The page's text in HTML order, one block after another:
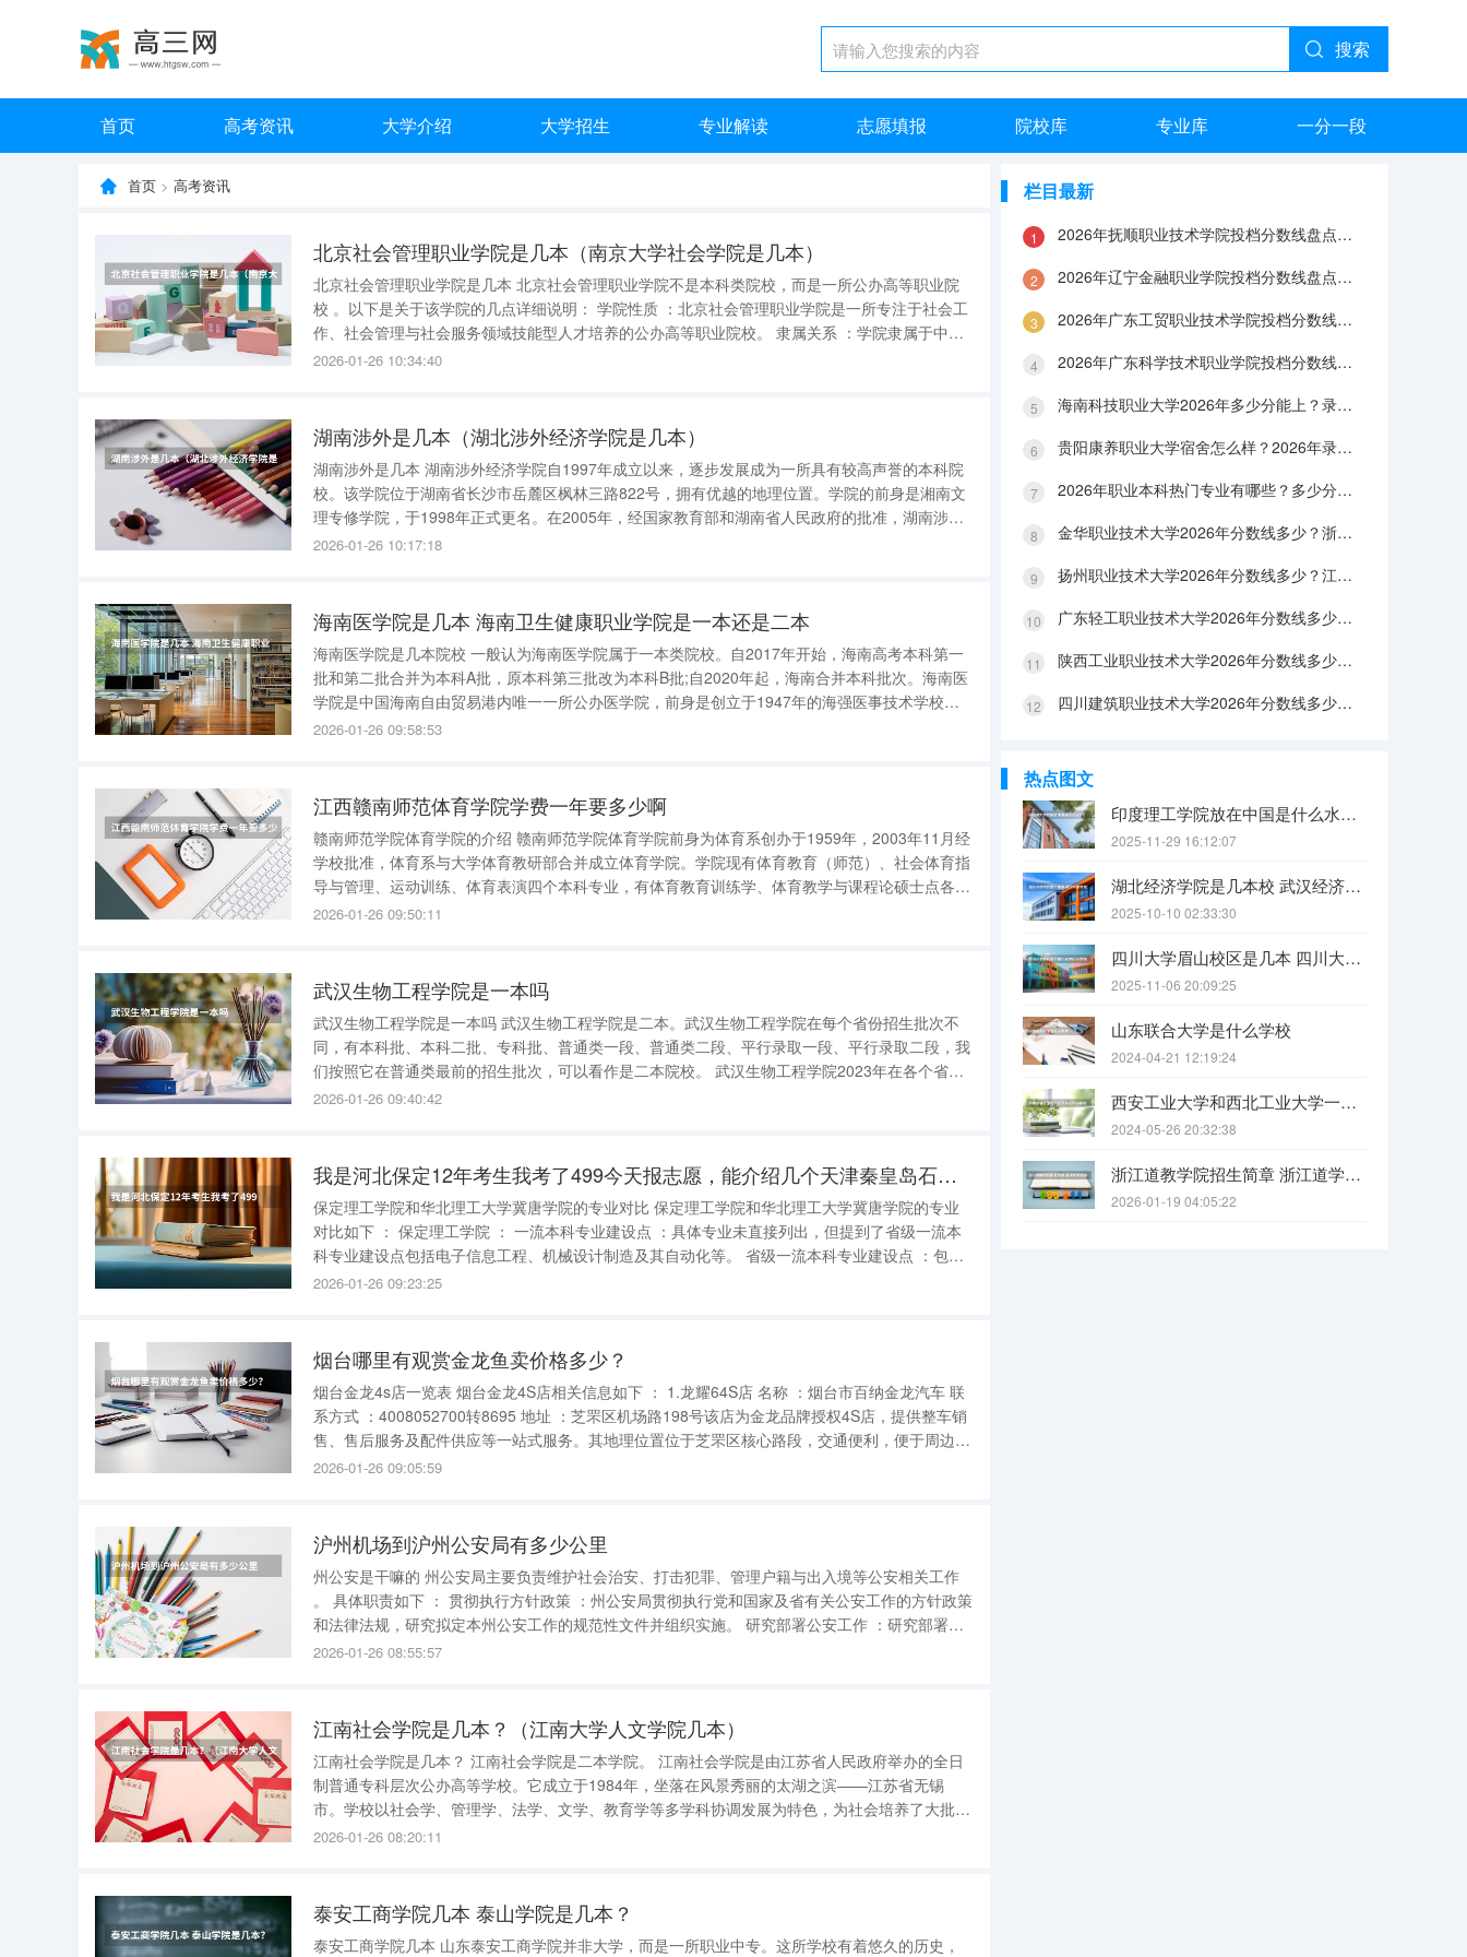
搜索
首页 高考资讯 大学介绍 大学招生 专业解读 志愿填报 院校库 专业库 一分一段
首页 > 高考资讯
北京社会管理职业学院是几本（南京大学社会学院是几本）
北京社会管理职业学院是几本 北京社会管理职业学院不是本科类院校，而是一所公办高等职业院
校 。以下是关于该学院的几点详细说明： 学院性质 ：北京社会管理职业学院是一所专注于社会工
作、社会管理与社会服务领域技能型人才培养的公办高等职业院校。 隶属关系 ：学院隶属于中华
人民共和国民政部，并集民政部培训中心、民政部职业技能鉴定指导中心和民政部社会工作研究中
2026-01-26 10:34:40
湖南涉外是几本（湖北涉外经济学院是几本）
湖南涉外是几本 湖南涉外经济学院自1997年成立以来，逐步发展成为一所具有较高声誉的本科院
校。该学院位于湖南省长沙市岳麓区枫林三路822号，拥有优越的地理位置。学院的前身是湘南文
理专修学院，于1998年正式更名。在2005年，经国家教育部和湖南省人民政府的批准，湖南涉外
经济学院成功升格为本科院校。 截至2023年4月，学校官网显示，湖南涉外经济学院现设有9个二
2026-01-26 10:17:18
海南医学院是几本 海南卫生健康职业学院是一本还是二本
海南医学院是几本院校 一般认为海南医学院属于一本类院校。自2017年开始，海南高考本科第一
批和第二批合并为本科A批，原本科第三批改为本科B批;自2020年起，海南合并本科批次。海南医
学院是中国海南自由贸易港内唯一一所公办医学院，前身是创立于1947年的海强医事技术学校和
创立于1948年的私立海南大学医学院。 海南医学院 海南医学院（HainanMedicalUniversity）简称
2026-01-26 09:58:53
江西赣南师范体育学院学费一年要多少啊
赣南师范学院体育学院的介绍 赣南师范学院体育学院前身为体育系创办于1959年，2003年11月经
学校批准，体育系与大学体育教研部合并成立体育学院。学院现有体育教育（师范）、社会体育指
导与管理、运动训练、体育表演四个本科专业，有体育教育训练学、体育教学与课程论硕士点各一
个，全日制在校本科学生1100人。办学50年来，为国家培养各级各类体育人才4000余人。2005年
2026-01-26 09:50:11
武汉生物工程学院是一本吗
武汉生物工程学院是一本吗 武汉生物工程学院是二本。武汉生物工程学院在每个省份招生批次不
同，有本科批、本科二批、专科批、普通类一段、普通类二段、平行录取一段、平行录取二段，我
们按照它在普通类最前的招生批次，可以看作是二本院校。 武汉生物工程学院2023年在各个省份
的招生批次及各批次录取分数如下： 传统高考地区 省份 批次 科类 最低分 最低分位次 山西 专科
2026-01-26 09:40:42
我是河北保定12年考生我考了499今天报志愿，能介绍几个天津秦皇岛石家庄唐山，这样离保定近点的学校吗
保定理工学院和华北理工大学冀唐学院的专业对比 保定理工学院和华北理工大学冀唐学院的专业
对比如下 ： 保定理工学院 ： 一流本科专业建设点 ：具体专业未直接列出，但提到了省级一流本
科专业建设点包括电子信息工程、机械设计制造及其自动化等。 省级一流本科专业建设点 ：包括
电子信息工程、机械设计制造及其自动化、信息管理与信息系统、会计学、英语、地质学、国际经
2026-01-26 09:23:25
烟台哪里有观赏金龙鱼卖价格多少？
烟台金龙4s店一览表 烟台金龙4S店相关信息如下 ： 1.龙耀64S店 名称 ：烟台市百纳金龙汽车 联
系方式 ：4008052700转8695 地址 ：芝罘区机场路198号该店为金龙品牌授权4S店，提供整车销
售、售后服务及配件供应等一站式服务。其地理位置位于芝罘区核心路段，交通便利，便于周边区
2026-01-26 09:05:59
沪州机场到沪州公安局有多少公里
州公安是干嘛的 州公安局主要负责维护社会治安、打击犯罪、管理户籍与出入境等公安相关工作
。 具体职责如下 ： 贯彻执行方针政策 ：州公安局贯彻执行党和国家及省有关公安工作的方针政策
和法律法规，研究拟定本州公安工作的规范性文件并组织实施。 研究部署公安工作 ：研究部署和
2026-01-26 08:55:57
江南社会学院是几本？（江南大学人文学院几本）
江南社会学院是几本？ 江南社会学院是二本学院。 江南社会学院是由江苏省人民政府举办的全日
制普通专科层次公办高等学校。它成立于1984年，坐落在风景秀丽的太湖之滨——江苏省无锡
市。学校以社会学、管理学、法学、文学、教育学等多学科协调发展为特色，为社会培养了大批应
用性、复合型人才。 在学历层次上，江南社会学院主要提供本科学历教育，同时也开展专科和研
2026-01-26 08:20:11
泰安工商学院几本 泰山学院是几本？
泰安工商学院几本 山东泰安工商学院并非大学，而是一所职业中专。这所学校有着悠久的历史，
栏目最新
2026年抚顺职业技术学院投档分数线盘点：录取分数、生活与就业指南
2026年辽宁金融职业学院投档分数线盘点：录取分数、生活与就业指南
2026年广东工贸职业技术学院投档分数线盘点：录取分数、生活与就业指南
2026年广东科学技术职业学院投档分数线盘点：录取分数、生活与就业指南
海南科技职业大学2026年多少分能上？录取分数线与生活成本解答
贵阳康养职业大学宿舍怎么样？2026年录取分数、费用及入学手续
2026年职业本科热门专业有哪些？多少分能上？绿牌专业有哪些？
金华职业技术大学2026年分数线多少？浙江考生563分能上吗？机械专业好就业吗？
扬州职业技术大学2026年分数线多少？江苏考生528分能上吗？医养照护好就业吗？
广东轻工职业技术大学2026年分数线多少？广东考生542分能上吗？
陕西工业职业技术大学2026年分数线多少？陕西考生355分能上吗？机械专业好就业吗？
四川建筑职业技术大学2026年分数线多少？四川考生510分能上吗？建筑专业好就业吗？
热点图文
印度理工学院放在中国是什么水平？
2025-11-29 16:12:07
湖北经济学院是几本校 武汉经济学院是几本
2025-10-10 02:33:30
四川大学眉山校区是几本 四川大学锦江学院是几本？咋样？
2025-11-06 20:09:25
山东联合大学是什么学校
2024-04-21 12:19:24
西安工业大学和西北工业大学一样吗
2024-05-26 20:32:38
浙江道教学院招生简章 浙江道学院报考条件要求
2026-01-19 04:05:22